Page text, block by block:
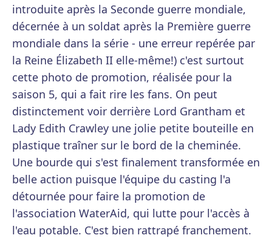
introduite après la Seconde guerre mondiale,
décernée à un soldat après la Première guerre
mondiale dans la série - une erreur repérée par
la Reine Élizabeth II elle-même!) c'est surtout
cette photo de promotion, réalisée pour la
saison 5, qui a fait rire les fans. On peut
distinctement voir derrière Lord Grantham et
Lady Edith Crawley une jolie petite bouteille en
plastique traîner sur le bord de la cheminée.
Une bourde qui s'est finalement transformée en
belle action puisque l'équipe du casting l'a
détournée pour faire la promotion de
l'association WaterAid, qui lutte pour l'accès à
l'eau potable. C'est bien rattrapé franchement.